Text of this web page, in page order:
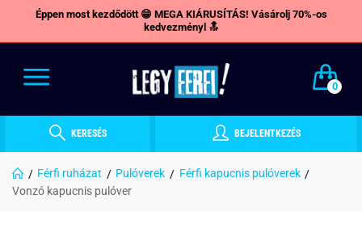
Éppen most kezdődött 😁 MEGA KIÁRUSÍTÁS! Vásárolj 70%-os
kedvezményl 🔝
0
KERESÉS BEJELENTKEZÉS
Férfi ruházat Pulóverek
Férfi kapucnis pulóverek
Vonzó kapucnis pulóver